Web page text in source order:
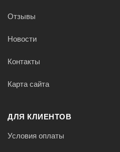
Отзывы
Новости
Контакты
Карта сайта
ДЛЯ КЛИЕНТОВ
Условия оплаты